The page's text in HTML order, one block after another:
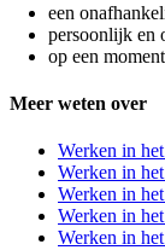
een
persoonlijk en
op een
Meer weten over
Werken in
Werken in
Werken in
Werken in
Werken in